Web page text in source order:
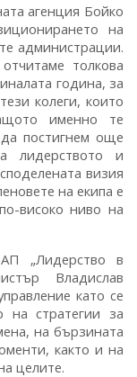
агенция Бойко
на
администрации.
толкова
година, за
колеги, които
именно те
постигнем още
лидерството и
визия
на екипа е
високо ниво на
„Лидерство в
Владислав
като се
на стратегии за
на бързината
както и на
целите.